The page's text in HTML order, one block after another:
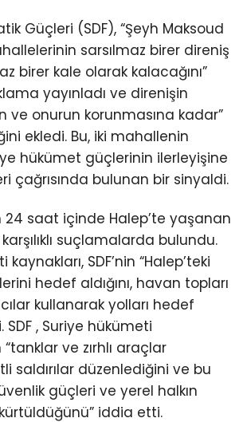
Güçleri (SDF), “Şeyh Maksoud
sarsılmaz birer direniş
birer kale olarak kalacağını”
yayınladı ve direnişin
ve onurun korunmasına kadar”
ekledi. Bu, iki mahallenin
hükümet güçlerinin ilerleyişine
çağrısında bulunan bir sinyaldi.
saat içinde Halep’te yaşanan
suçlamalarda bulundu.
SDF’nin “Halep’teki
hedef aldığını, havan topları
kullanarak yolları hedef
SDF , Suriye hükümeti
“tanklar ve zırhlı araçlar
saldırılar düzenlediğini ve bu
güçleri ve yerel halkın
iddia etti.